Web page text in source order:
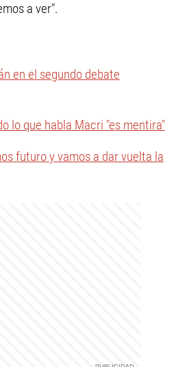
a ver".
en el segundo debate
lo que habla Macri "es mentira"
futuro y vamos a dar vuelta la